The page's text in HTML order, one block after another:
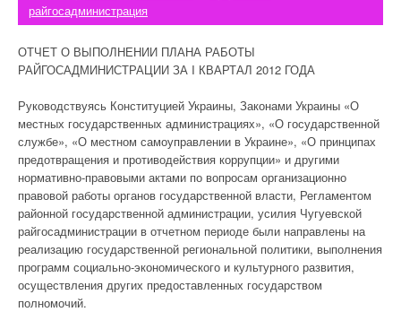
райгосадминистрация
ОТЧЕТ О ВЫПОЛНЕНИИ ПЛАНА РАБОТЫ
РАЙГОСАДМИНИСТРАЦИИ ЗА I КВАРТАЛ 2012 ГОДА
Руководствуясь Конституцией Украины, Законами Украины «О
местных государственных администрациях», «О государственной
службе», «О местном самоуправлении в Украине», «О принципах
предотвращения и противодействия коррупции» и другими
нормативно-правовыми актами по вопросам организационно
правовой работы органов государственной власти, Регламентом
районной государственной администрации, усилия Чугуевской
райгосадминистрации в отчетном периоде были направлены на
реализацию государственной региональной политики, выполнения
программ социально-экономического и культурного развития,
осуществления других предоставленных государством
полномочий.